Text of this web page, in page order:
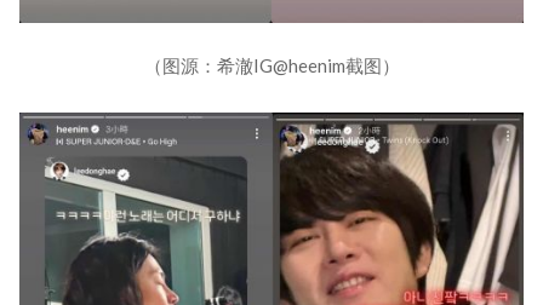
（图源：希澈IG@heenim截图）